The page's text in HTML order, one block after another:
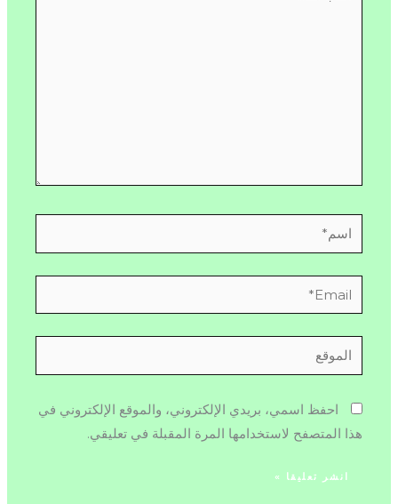
اسم*
Email*
الموقع
احفظ اسمي، بريدي الإلكتروني، والموقع الإلكتروني في
هذا المتصفح لاستخدامها المرة المقبلة في تعليقي.